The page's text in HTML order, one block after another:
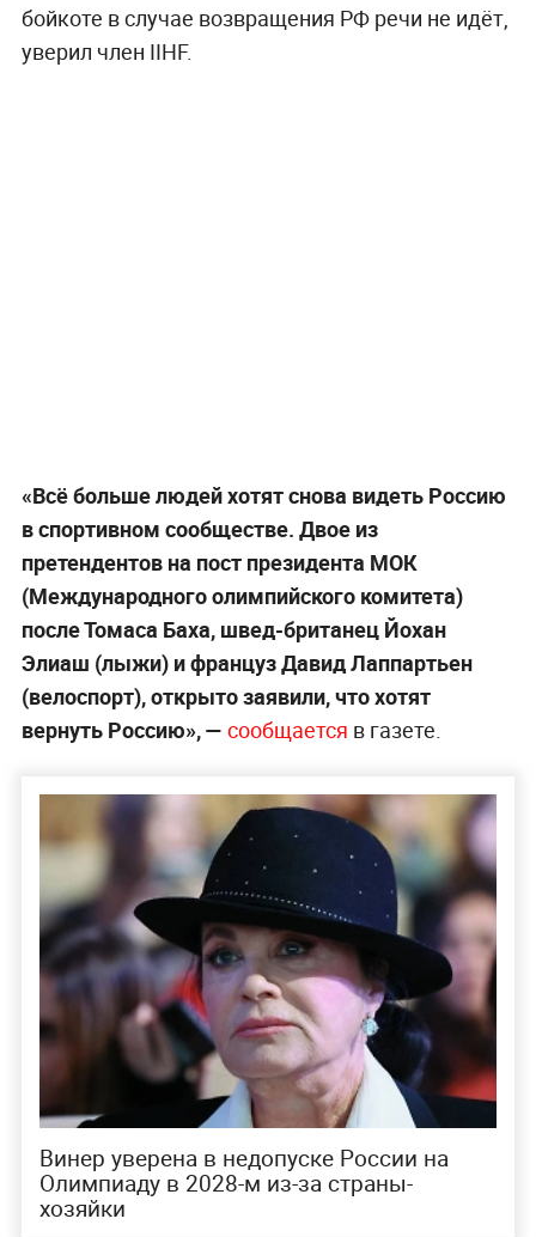
бойкоте в случае возвращения РФ речи не идёт,
уверил член IIHF.
«Всё больше людей хотят снова видеть Россию
в спортивном сообществе. Двое из
претендентов на пост президента МОК
(Международного олимпийского комитета)
после Томаса Баха, швед-британец Йохан
Элиаш (лыжи) и француз Давид Лаппартьен
(велоспорт), открыто заявили, что хотят
вернуть Россию», — сообщается в газете.
Винер уверена в недопуске России на
Олимпиаду в 2028-м из-за страны-
хозяйки